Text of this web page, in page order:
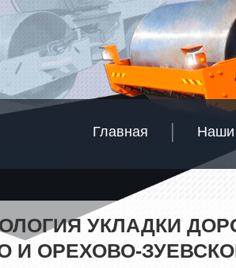
Главная Наши
УКЛАДКИ
И ОРЕХОВО-